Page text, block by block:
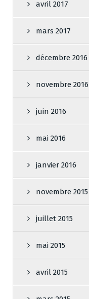
avril 2017
mars 2017
décembre 2016
novembre 2016
juin 2016
mai 2016
janvier 2016
novembre 2015
juillet 2015
mai 2015
avril 2015